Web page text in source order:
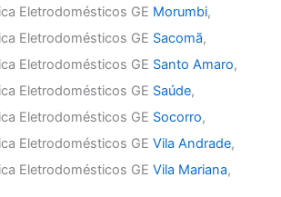
Eletrodomésticos GE Morumbi,
Eletrodomésticos GE Sacomã,
Eletrodomésticos GE Santo Amaro,
Eletrodomésticos GE Saúde,
Eletrodomésticos GE Socorro,
Eletrodomésticos GEVila Andrade,
Eletrodomésticos GEVila Mariana,